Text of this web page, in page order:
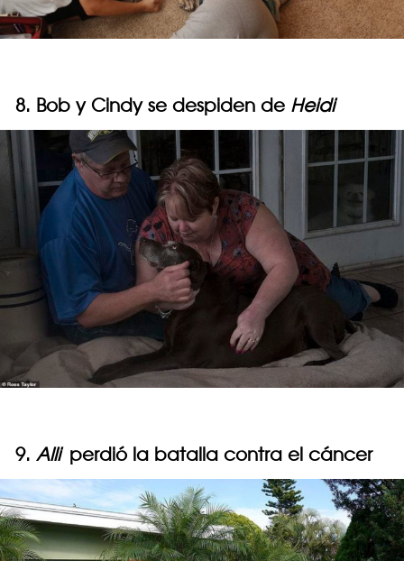
8. Bob y Cindy se despiden de Heidi
9. Alliperdió la batalla contra el cáncer